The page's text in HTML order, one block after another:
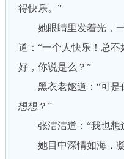
得快乐。”
她眼睛里发着光，一
道：“一个人快乐！总
好，你说是么？”
黑衣老妪道：“可是
想想？”
张洁洁道：“我也想
她目中深情如海，凝